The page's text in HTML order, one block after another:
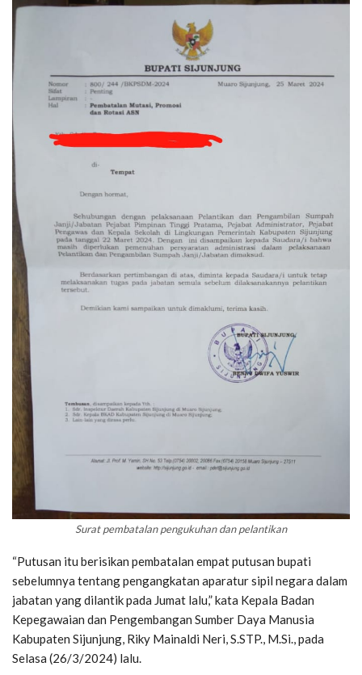
Surat pembatalan pengukuhan dan pelantikan
“Putusan itu berisikan pembatalan empat putusan bupati
sebelumnya tentang pengangkatan aparatur sipil negara dalam
jabatan yang dilantik pada Jumat lalu,” kata Kepala Badan
Kepegawaian dan Pengembangan Sumber Daya Manusia
Kabupaten Sijunjung, Riky Mainaldi Neri, S.STP., M.Si., pada
Selasa (26/3/2024) lalu.